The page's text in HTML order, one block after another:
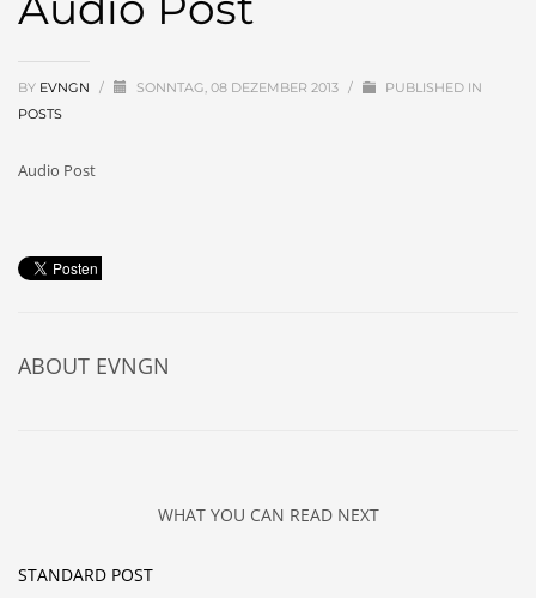
BY EVNGN / SONNTAG, 08 DEZEMBER 2013 /
PUBLISHED IN
POSTS
Audio Post
ABOUT EVNGN
WHAT YOU CAN READ NEXT
STANDARD POST